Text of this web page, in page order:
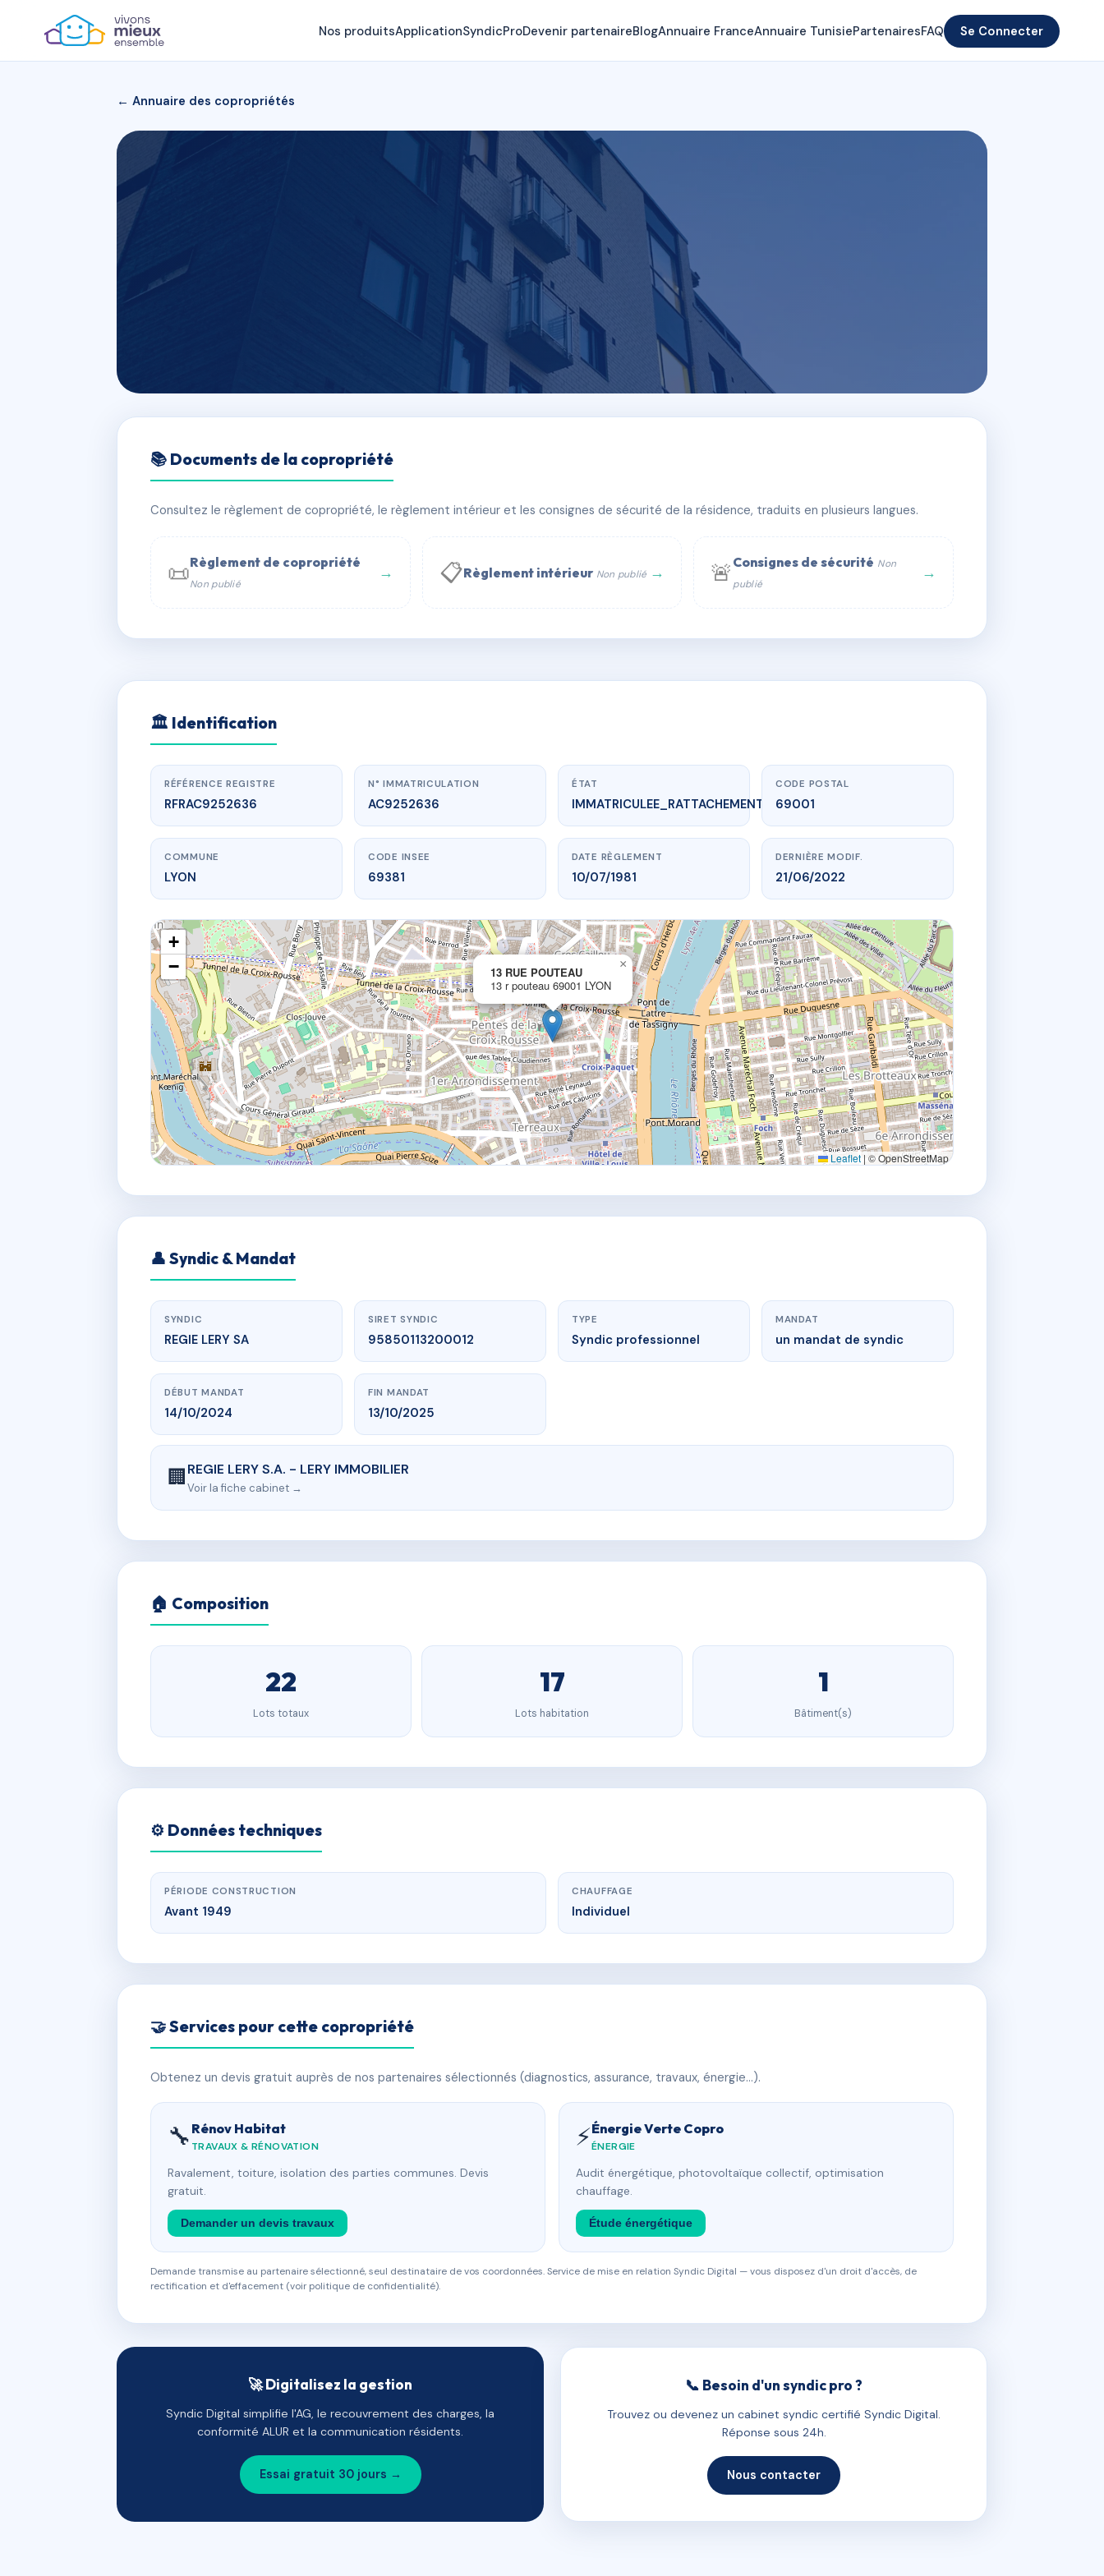
Nos produitsApplicationSyndicProDevenir partenaireBlogAnnuaire FranceAnnuaire TunisiePartenairesFAQ Se Connecter
← Annuaire des copropriétés
13 RUE POUTEAU
📍 13 r pouteau 69001 LYON
📞 Contacter Syndic Digital 💬 WhatsApp
📚 Documents de la copropriété
Consultez le règlement de copropriété, le règlement intérieur et les consignes de sécurité de la résidence, traduits en plusieurs langues.
📜Règlement de copropriété
Non publié
→ 📋Règlement intérieur Non publié → 🚨 Consignes de sécurité Non
publié
→
AC9252636 🇫🇷
www.vme.plus/AC9252636
13 RUE POUTEAU
13 r pouteau69001 LYON
🏛 Identification
RÉFÉRENCE REGISTRE
RFRAC9252636
N° IMMATRICULATION
AC9252636
ÉTAT
IMMATRICULEE_RATTACHEMENT_EXPIRE
CODE POSTAL
69001
COMMUNE
LYON
CODE INSEE
69381
DATE RÈGLEMENT
10/07/1981
DERNIÈRE MODIF.
21/06/2022
13 RUE POUTEAU
13 r pouteau 69001 LYON
×
+
−
Leaflet | © OpenStreetMap
👤 Syndic & Mandat
SYNDIC
REGIE LERY SA
SIRET SYNDIC
95850113200012
TYPE
Syndic professionnel
MANDAT
un mandat de syndic
DÉBUT MANDAT
14/10/2024
FIN MANDAT
13/10/2025
🏢REGIE LERY S.A. - LERY IMMOBILIER
Voir la fiche cabinet →
🏠 Composition
22
Lots totaux
17
Lots habitation
1
Bâtiment(s)
⚙️ Données techniques
PÉRIODE CONSTRUCTION
Avant 1949
CHAUFFAGE
Individuel
🤝 Services pour cette copropriété
Obtenez un devis gratuit auprès de nos partenaires sélectionnés (diagnostics, assurance, travaux, énergie…).
🔧 Rénov Habitat
TRAVAUX & RÉNOVATION
Ravalement, toiture, isolation des parties communes. Devis
gratuit.
Demander un devis travaux
⚡Énergie Verte Copro
ÉNERGIE
Audit énergétique, photovoltaïque collectif, optimisation
chauffage.
Étude énergétique
Demande transmise au partenaire sélectionné, seul destinataire de vos coordonnées. Service de mise en relation Syndic Digital — vous disposez d'un droit d'accès, de
rectification et d'effacement (voir politique de confidentialité).
🚀 Digitalisez la gestion
Syndic Digital simplifie l'AG, le recouvrement des charges, la
conformité ALUR et la communication résidents.
Essai gratuit 30 jours →
📞 Besoin d'un syndic pro ?
Trouvez ou devenez un cabinet syndic certifié Syndic Digital.
Réponse sous 24h.
Nous contacter